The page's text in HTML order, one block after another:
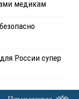
медикам
России супер